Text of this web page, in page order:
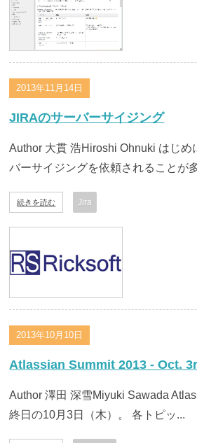
2013年11月14日
JIRAのサーバーサイジング
Author 大貫 浩Hiroshi Ohnuki はじめ
バーサイジングを依頼されることが
続きを読む Jira
2013年10月10日
Atlassian Summit 2013 - Oct.
Author 澤田 深雪Miyuki Sawada
終日の10月3日（木）。 各トピッ...